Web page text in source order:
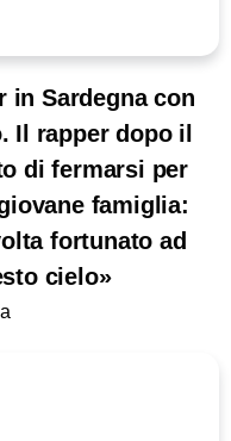
in Sardegna con
Il rapper dopo il
di fermarsi per
famiglia:
fortunato ad
cielo»